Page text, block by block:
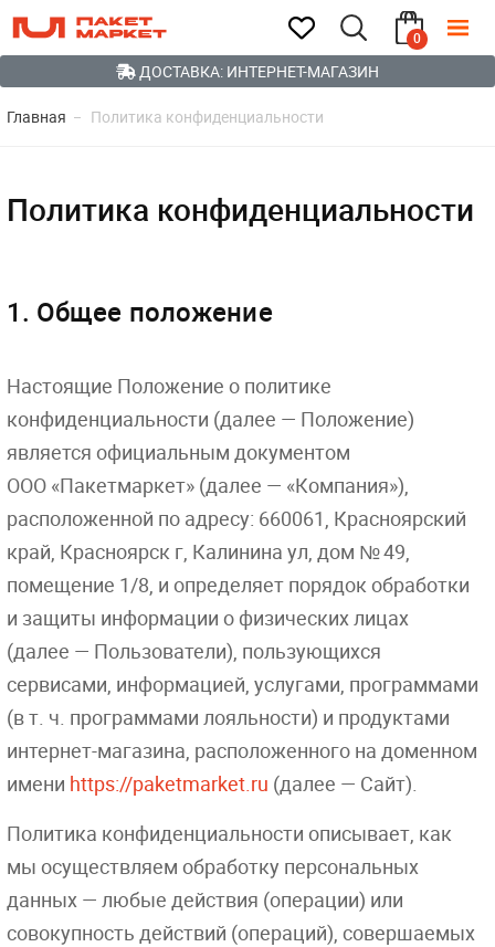
0
ДОСТАВКА: ИНТЕРНЕТ-МАГАЗИН
Главная Политика конфиденциальности
Политика конфиденциальности
1. Общее положение
Настоящие Положение о политике
конфиденциальности (далее — Положение)
является официальным документом
ООО «Пакетмаркет» (далее — «Компания»),
расположенной по адресу: 660061, Красноярский
край, Красноярск г, Калинина ул, дом № 49,
помещение 1/8, и определяет порядок обработки
и защиты информации о физических лицах
(далее — Пользователи), пользующихся
сервисами, информацией, услугами, программами
(в т. ч. программами лояльности) и продуктами
интернет-магазина, расположенного на доменном
имени https://paketmarket.ru (далее — Сайт).
Политика конфиденциальности описывает, как
мы осуществляем обработку персональных
данных — любые действия (операции) или
совокупность действий (операций), совершаемых